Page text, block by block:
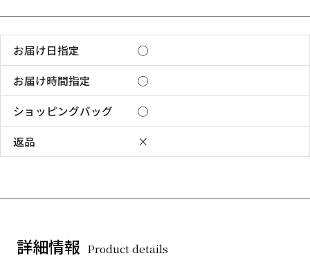
お届け日指定
◯
お届け時間指定
◯
ショッピングバッグ
◯
返品
×
詳細情報 Product details